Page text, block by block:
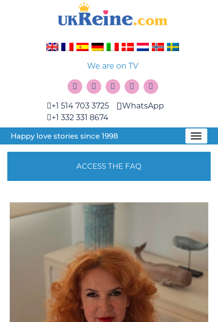
We are on TV
+1 514 703 3725
+1 332 331 8674
WhatsApp
Happy love stories since 1998
ACCESS THE FAQ